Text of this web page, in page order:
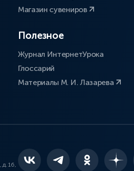
Магазин сувениров
Полезное
Журнал ИнтернетУрока
Глоссарий
Материалы М. И. Лазарева
д. 16,